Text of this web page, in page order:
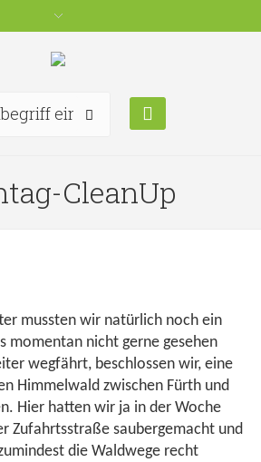
CleanUp
mussten wir natürlich noch ein
momentan nicht gerne gesehen
wegfährt, beschlossen wir, eine
Himmelwald zwischen Fürth und
Hier hatten wir ja in der Woche
Zufahrtsstraße saubergemacht und
die Waldwege recht